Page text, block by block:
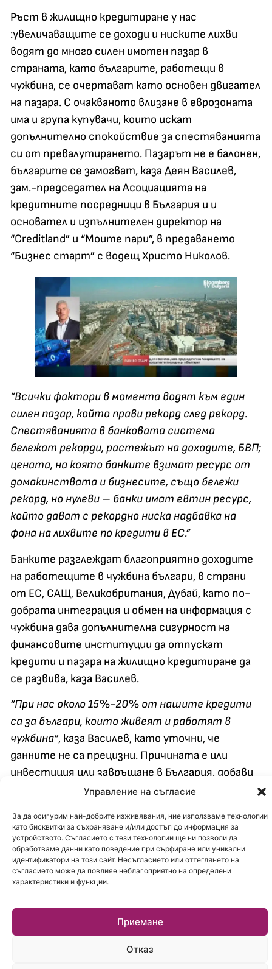
Управление на съгласие
За да осигурим най-добрите изживявания, ние използваме технологии
като бисквитки за съхраняване и/или достъп до информация за
устройството. Съгласието с тези технологии ще ни позволи да
обработваме данни като поведение при сърфиране или уникални
идентификатори на този сайт. Несъгласието или оттеглянето на
съгласието може да повлияе неблагоприятно на определени
характеристики и функции.
Приемане
Отказ
Ръст в жилищно кредитиране у нас
:увеличаващите се доходи и ниските лихви
водят до много силен имотен пазар в
страната, като българите, работещи в
чужбина, се очертават като основен двигател
на пазара. С очакваното влизане в еврозоната
има и група купувачи, които искат
допълнително спокойствие за спестяванията
си от превалутирането. Пазарът не е балонен,
българите се замогват, каза Деян Василев,
зам.-председател на Асоциацията на
кредитните посредници в България и и
основател и изпълнителен директор на
“Creditland” и “Моите пари”, в предаването
“Бизнес старт” с водещ Христо Николов.
“Всички фактори в момента водят към един
силен пазар, който прави рекорд след рекорд.
Спестяванията в банковата система
бележат рекорди, растежът на доходите, БВП;
цената, на която банките взимат ресурс от
домакинствата и бизнесите, също бележи
рекорд, но нулеви – банки имат евтин ресурс,
който дават с рекордно ниска надбавка на
фона на лихвите по кредити в ЕС.”
Банките разглеждат благоприятно доходите
на работещите в чужбина българи, в страни
от ЕС, САЩ, Великобритания, Дубай, като по-
добрата интеграция и обмен на информация с
чужбина дава допълнителна сигурност на
финансовите институции да отпускат
кредити и пазара на жилищно кредитиране да
се развива, каза Василев.
“При нас около 15%-20% от нашите кредити
са за българи, които живеят и работят в
чужбина”, каза Василев, като уточни, че
данните не са прецизни. Причината е или
инвестиция или завръщане в България, добави
БЕЗПЛАТНА КОНСУЛТАЦИЯ
Друга тенденция е, че
замогващите се българи
търсят по-големи жилища
с няколко спални и място за
офис.